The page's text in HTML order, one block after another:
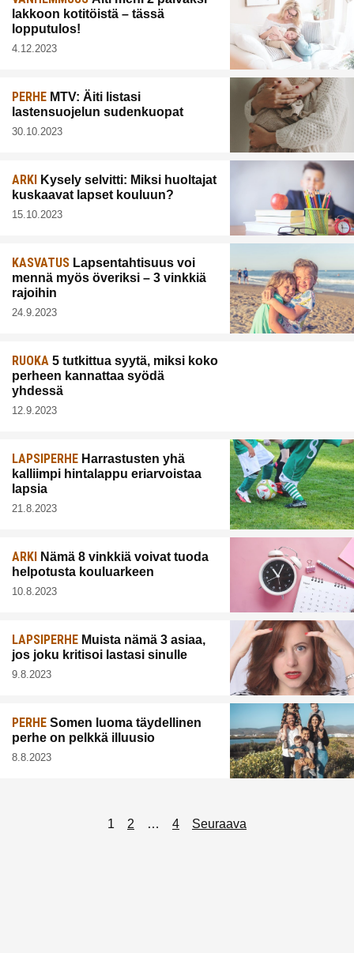
lakkoon kotitöistä – tässä
lopputulos!
4.12.2023
PERHE MTV: Äiti listasi
lastensuojelun sudenkuopat
30.10.2023
ARKI Kysely selvitti: Miksi huoltajat
kuskaavat lapset kouluun?
15.10.2023
KASVATUS Lapsentahtisuus voi
mennä myös överiksi – 3 vinkkiä
rajoihin
24.9.2023
RUOKA 5 tutkittua syytä, miksi koko
perheen kannattaa syödä
yhdessä
12.9.2023
LAPSIPERHE Harrastusten yhä
kalliimpi hintalappu eriarvoistaa
lapsia
21.8.2023
ARKI Nämä 8 vinkkiä voivat tuoda
helpotusta kouluarkeen
10.8.2023
LAPSIPERHE Muista nämä 3 asiaa,
jos joku kritisoi lastasi sinulle
9.8.2023
PERHE Somen luoma täydellinen
perhe on pelkkä illuusio
8.8.2023
1 2 … 4 Seuraava